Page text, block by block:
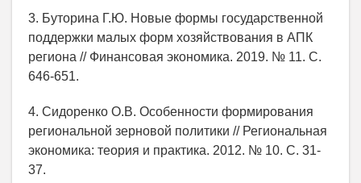
3. Буторина Г.Ю. Новые формы государственной
поддержки малых форм хозяйствования в АПК
региона // Финансовая экономика. 2019. № 11. С.
646-651.
4. Сидоренко О.В. Особенности формирования
региональной зерновой политики // Региональная
экономика: теория и практика. 2012. № 10. С. 31-
37.